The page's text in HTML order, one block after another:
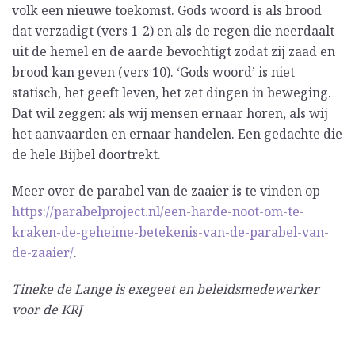
volk een nieuwe toekomst. Gods woord is als brood
dat verzadigt (vers 1-2) en als de regen die neerdaalt
uit de hemel en de aarde bevochtigt zodat zij zaad en
brood kan geven (vers 10). ‘Gods woord’ is niet
statisch, het geeft leven, het zet dingen in beweging.
Dat wil zeggen: als wij mensen ernaar horen, als wij
het aanvaarden en ernaar handelen. Een gedachte die
de hele Bijbel doortrekt.
Meer over de parabel van de zaaier is te vinden op
https://parabelproject.nl/een-harde-noot-om-te-
kraken-de-geheime-betekenis-van-de-parabel-van-
de-zaaier/.
Tineke de Lange is exegeet en beleidsmedewerker
voor de KRJ